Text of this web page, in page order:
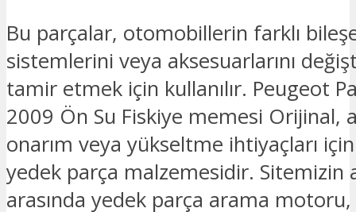
Bu parçalar, otomobillerin farklı
sistemlerini veya aksesuarlarını
tamir etmek için kullanılır. Peugeot
2009 Ön Su Fiskiye memesi Orijinal,
onarım veya yükseltme ihtiyaçları
yedek parça malzemesidir. Sitemizin
arasında yedek parça arama